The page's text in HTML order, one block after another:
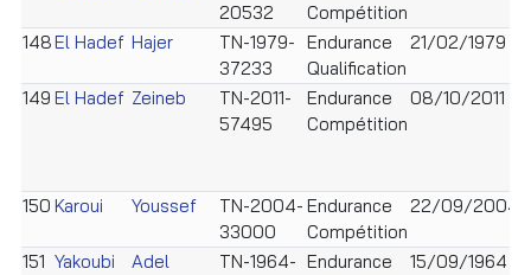
20532
Compétition
148El Hadef Hajer
TN-1979-
37233
Endurance
Qualification
21/02/1979
149 El Hadef Zeineb
TN-2011-
57495
Endurance
Compétition
08/10/2011
150 Karoui Youssef
TN-2004-
33000
Endurance
Compétition
22/09/2004
151 Yakoubi Adel
TN-1964- Endurance
15/09/1964